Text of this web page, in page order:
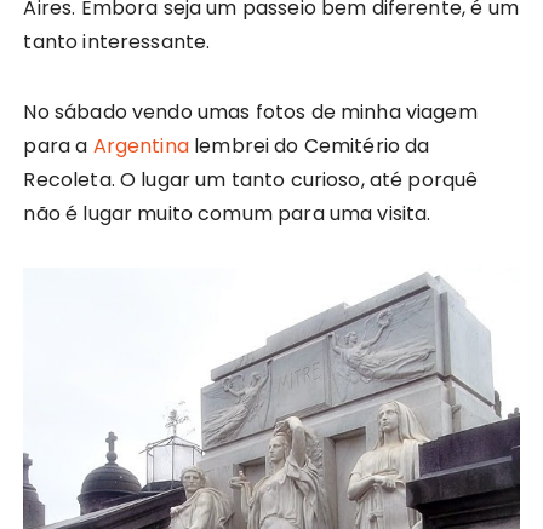
Aires. Embora seja um passeio bem diferente, é um
tanto interessante.
No sábado vendo umas fotos de minha viagem
para a Argentinalembrei do Cemitério da
Recoleta. O lugar um tanto curioso, até porquê
não é lugar muito comum para uma visita.